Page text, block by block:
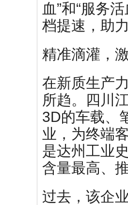
血”和“服务
档提速，助
精准滴灌，
在新质生产
所趋。四川
3D的车载、
业，为终端
是达州工业
含量最高、
过去，该企